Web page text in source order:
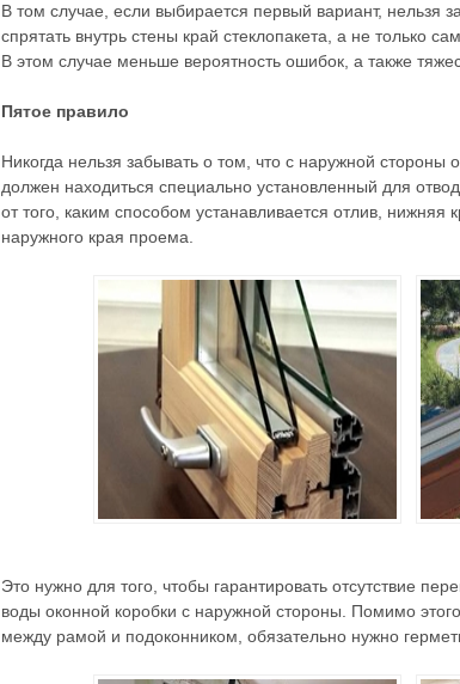
В том случае, если выбирается первый вариант, нельзя
спрятать внутрь стены край стеклопакета, а не только
В этом случае меньше вероятность ошибок, а также
Пятое правило
Никогда нельзя забывать о том, что с наружной стороны
должен находиться специально установленный для
от того, каким способом устанавливается отлив,
наружного края проема.
Это нужно для того, чтобы гарантировать отсутствие
воды оконной коробки с наружной стороны. Помимо
между рамой и подоконником, обязательно нужно